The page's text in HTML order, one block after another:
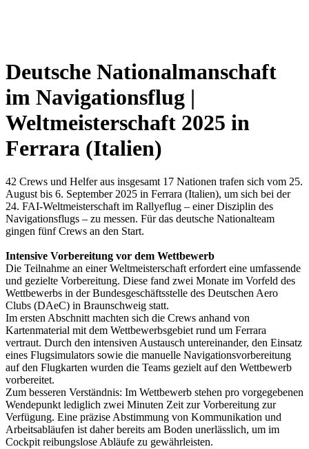
Deutsche Nationalmanschaft
im Navigationsflug |
Weltmeisterschaft 2025 in
Ferrara (Italien)
42 Crews und Helfer aus insgesamt 17 Nationen trafen sich vom 25.
August bis 6. September 2025 in Ferrara (Italien), um sich bei der
24. FAI-Weltmeisterschaft im Rallyeflug – einer Disziplin des
Navigationsflugs – zu messen. Für das deutsche Nationalteam
gingen fünf Crews an den Start.
Intensive Vorbereitung vor dem Wettbewerb
Die Teilnahme an einer Weltmeisterschaft erfordert eine umfassende
und gezielte Vorbereitung. Diese fand zwei Monate im Vorfeld des
Wettbewerbs in der Bundesgeschäftsstelle des Deutschen Aero
Clubs (DAeC) in Braunschweig statt.
Im ersten Abschnitt machten sich die Crews anhand von
Kartenmaterial mit dem Wettbewerbsgebiet rund um Ferrara
vertraut. Durch den intensiven Austausch untereinander, den Einsatz
eines Flugsimulators sowie die manuelle Navigationsvorbereitung
auf den Flugkarten wurden die Teams gezielt auf den Wettbewerb
vorbereitet.
Zum besseren Verständnis: Im Wettbewerb stehen pro vorgegebenen
Wendepunkt lediglich zwei Minuten Zeit zur Vorbereitung zur
Verfügung. Eine präzise Abstimmung von Kommunikation und
Arbeitsabläufen ist daher bereits am Boden unerlässlich, um im
Cockpit reibungslose Abläufe zu gewährleisten.